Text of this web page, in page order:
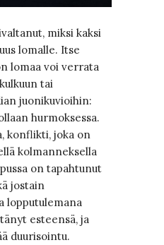
miksi kaksi
lomalle. Itse
lomaa voi verrata
tai
juonikuvioihin:
hurmoksessa.
konflikti, joka on
kolmanneksella
on tapahtunut
jostain
lopputulemana
esteensä, ja
duurisointu.